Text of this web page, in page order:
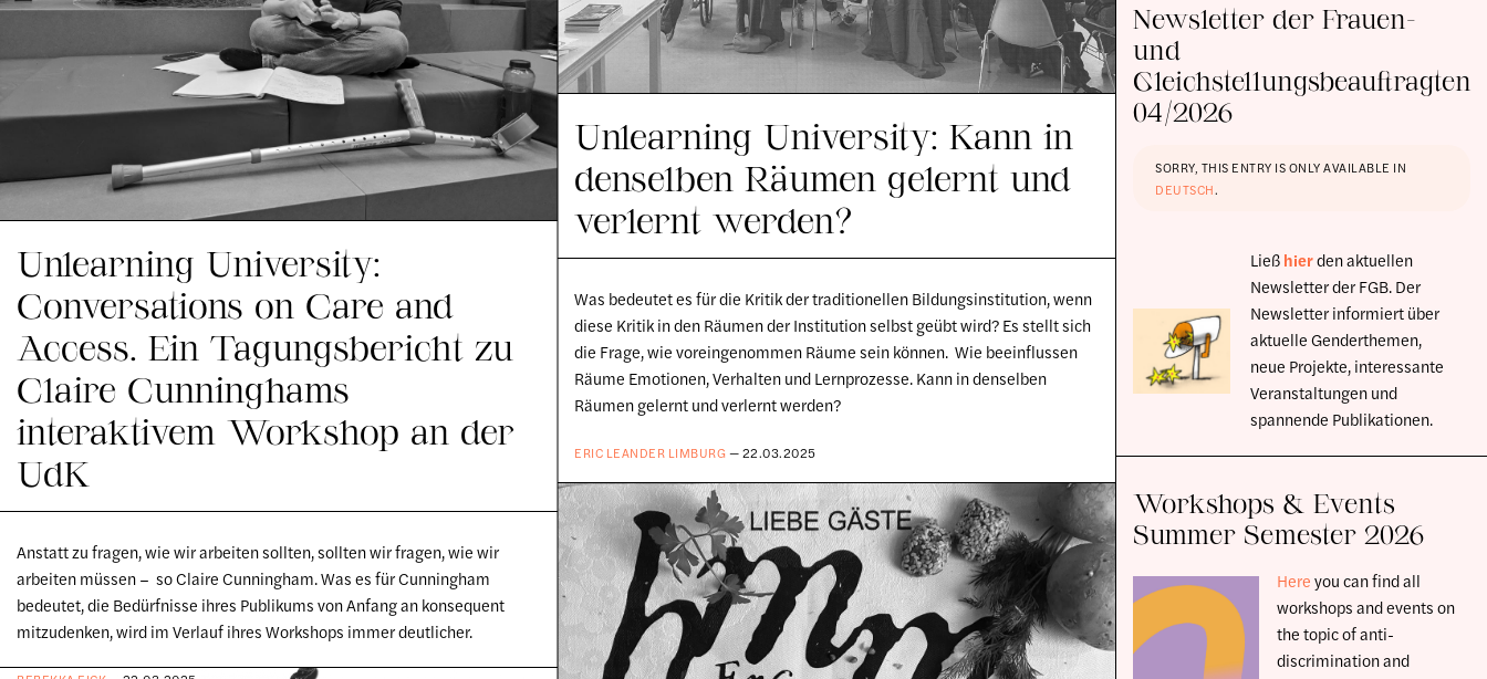
Unlearning University: Kann in
denselben Räumen gelernt und
verlernt werden?
Was bedeutet es für die Kritik der traditionellen Bildungsinstitution, wenn
diese Kritik in den Räumen der Institution selbst geübt wird? Es stellt sich
die Frage, wie voreingenommen Räume sein können. Wie beeinflussen
Räume Emotionen, Verhalten und Lernprozesse. Kann in denselben
Räumen gelernt und verlernt werden?
ERIC LEANDER LIMBURG— 22.03.2025
Unlearning University:
Conversations on Care and
Access. Ein Tagungsbericht zu
Claire Cunninghams
interaktivem Workshop an der
UdK
Anstatt zu fragen, wie wir arbeiten sollten, sollten wir fragen, wie wir
arbeiten müssen – so Claire Cunningham. Was es für Cunningham
bedeutet, die Bedürfnisse ihres Publikums von Anfang an konsequent
mitzudenken, wird im Verlauf ihres Workshops immer deutlicher.
Newsletter der Frauen-
und
Gleichstellungsbeauftragten
04/2026
SORRY, THIS ENTRY IS ONLY AVAILABLE IN
DEUTSCH.
Ließ hierden aktuellen
Newsletter der FGB. Der
Newsletter informiert über
aktuelle Genderthemen,
neue Projekte, interessante
Veranstaltungen und
spannende Publikationen.
Workshops & Events
Summer Semester 2026
Here you can find all
workshops and events on
the topic of anti-
discrimination and